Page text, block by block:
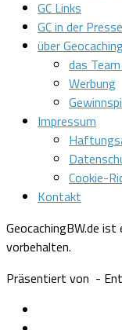
GC Links
GC in der Presse
über
das
Werbung
Impressum
Cookie-
Kontakt
GeocachingBW.de
vorbehalten.
Präsentiert von -